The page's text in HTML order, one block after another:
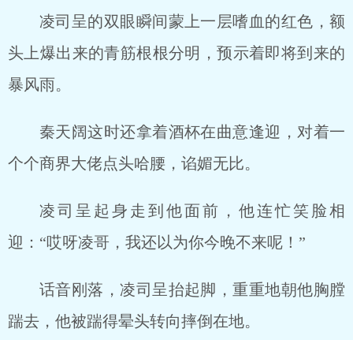
凌司呈的双眼瞬间蒙上一层嗜血的红色，额
头上爆出来的青筋根根分明，预示着即将到来的
暴风雨。
秦天阔这时还拿着酒杯在曲意逢迎，对着一
个个商界大佬点头哈腰，谄媚无比。
凌司呈起身走到他面前，他连忙笑脸相
迎：“哎呀凌哥，我还以为你今晚不来呢！”
话音刚落，凌司呈抬起脚，重重地朝他胸膛
踹去，他被踹得晕头转向摔倒在地。